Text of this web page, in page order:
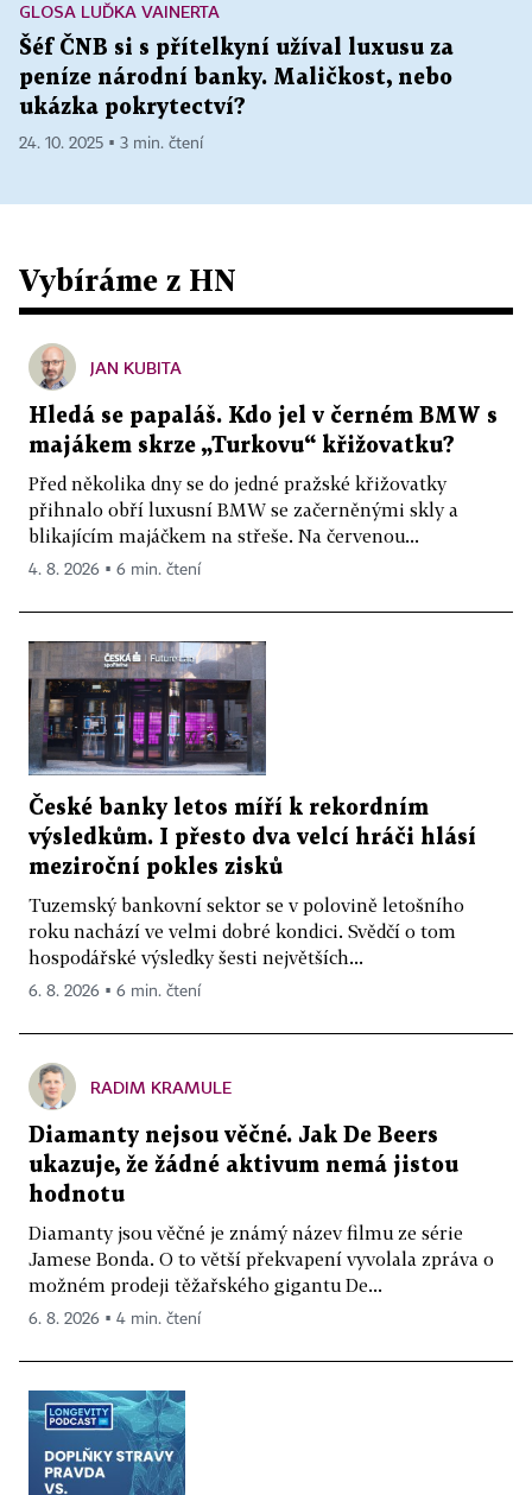
GLOSA LUĎKA VAINERTA
Šéf ČNB si s přítelkyní užíval luxusu za
peníze národní banky. Maličkost, nebo
ukázka pokrytectví?
24. 10. 2025 ▪ 3 min. čtení
Vybíráme z HN
JAN KUBITA
Hledá se papaláš. Kdo jel v černém BMW s
majákem skrze „Turkovu“ křižovatku?
Před několika dny se do jedné pražské křižovatky
přihnalo obří luxusní BMW se začerněnými skly a
blikajícím majáčkem na střeše. Na červenou...
4. 8. 2026 ▪ 6 min. čtení
České banky letos míří k rekordním
výsledkům. I přesto dva velcí hráči hlásí
meziroční pokles zisků
Tuzemský bankovní sektor se v polovině letošního
roku nachází ve velmi dobré kondici. Svědčí o tom
hospodářské výsledky šesti největších...
6. 8. 2026 ▪ 6 min. čtení
RADIM KRAMULE
Diamanty nejsou věčné. Jak De Beers
ukazuje, že žádné aktivum nemá jistou
hodnotu
Diamanty jsou věčné je známý název filmu ze série
Jamese Bonda. O to větší překvapení vyvolala zpráva o
možném prodeji těžařského gigantu De...
6. 8. 2026 ▪ 4 min. čtení